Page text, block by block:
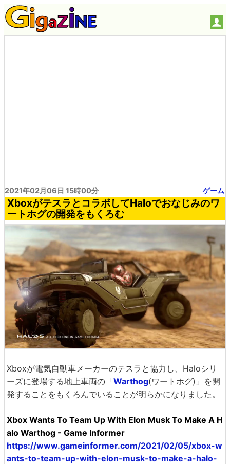
2021年02月06日 15時00分 ゲーム
XboxがテスラとコラボしてHaloでおなじみのワ
ートホグの開発をもくろむ
Xboxが電気自動車メーカーのテスラと協力し、Haloシリ
ーズに登場する地上車両の「Warthog(ワートホグ)」を開
発することをもくろんでいることが明らかになりました。
Xbox Wants To Team Up With Elon Musk To Make A H
alo Warthog - Game Informer
https://www.gameinformer.com/2021/02/05/xbox-w
ants-to-team-up-with-elon-musk-to-make-a-halo-